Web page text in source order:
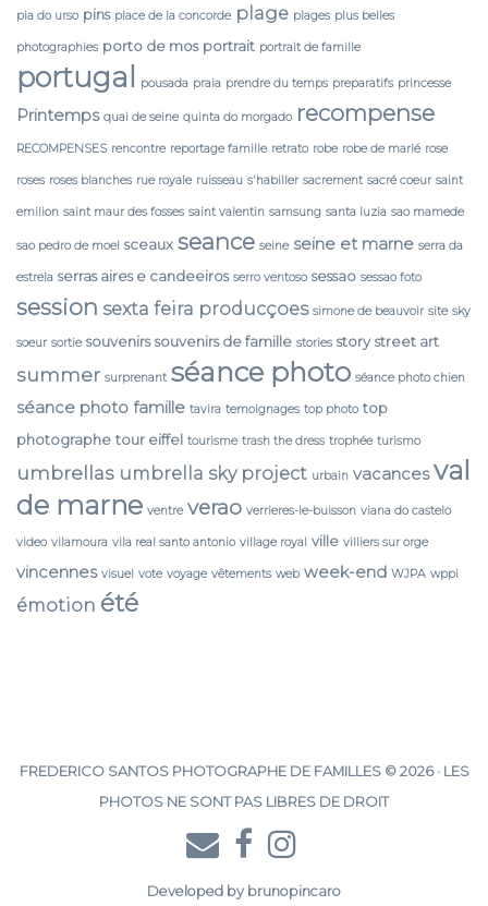
pia do urso pins place de la concorde plage plages plus belles
photographies porto de mos portrait portrait de famille
portugal pousada praia prendre du temps preparatifs princesse
Printemps quai de seine quinta do morgado recompense
RECOMPENSES rencontre reportage famille retrato robe robe de marié rose
roses roses blanches rue royale ruisseau s'habiller sacrement sacré coeur saint
emilion saint maur des fosses saint valentin samsung santa luzia sao mamede
sao pedro de moel sceaux seance seine seine et marne serra da
estrela serras aires e candeeiros serro ventoso sessao sessao foto
session sexta feira producçoes simone de beauvoir site sky
soeur sortie souvenirs souvenirs de famille stories story street art
summer surprenant séance photo séance photo chien
séance photo famille tavira temoignages top photo top
photographe tour eiffel tourisme trash the dress trophée turismo
umbrellas umbrella sky project urbain vacances val
de marne ventre verao verrieres-le-buisson viana do castelo
video vilamoura vila real santo antonio village royal ville villiers sur orge
vincennes visuel vote voyage vêtements web week-end WJPA wppi
émotion été
FREDERICO SANTOS PHOTOGRAPHE DE FAMILLES © 2026 · LES
PHOTOS NE SONT PAS LIBRES DE DROIT
Developed by brunopincaro